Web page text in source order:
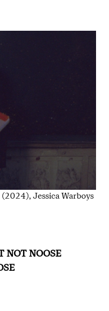
Jessica Warboys
NOT NOOSE